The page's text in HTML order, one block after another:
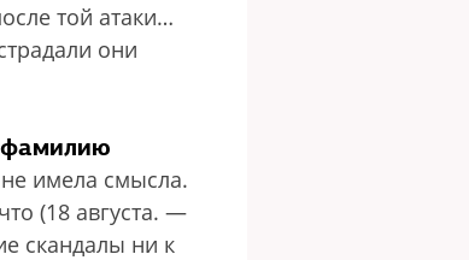
той атаки…
они
фамилию
имела смысла.
(18 августа. —
скандалы ни к